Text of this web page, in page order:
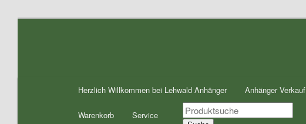
Herzlich Willkommen bei Lehwald Anhänger Anhänger Verkauf
Warenkorb Service
Products
search